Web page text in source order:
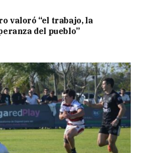
valoró “el trabajo, la
del pueblo”